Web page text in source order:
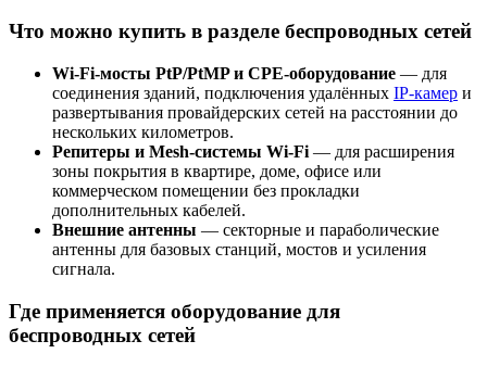
Что можно купить в разделе беспроводных сетей
Wi-Fi-мосты PtP/PtMP и CPE-оборудование — для
соединения зданий, подключения удалённых IP-камер и
развертывания провайдерских сетей на расстоянии до
нескольких километров.
Репитеры и Mesh-системы Wi-Fi — для расширения
зоны покрытия в квартире, доме, офисе или
коммерческом помещении без прокладки
дополнительных кабелей.
Внешние антенны — секторные и параболические
антенны для базовых станций, мостов и усиления
сигнала.
Где применяется оборудование для
беспроводных сетей